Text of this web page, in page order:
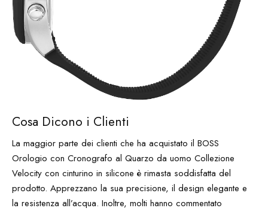
Cosa Dicono i Clienti
La maggior parte dei clienti che ha acquistato il BOSS
Orologio con Cronografo al Quarzo da uomo Collezione
Velocity con cinturino in silicone è rimasta soddisfatta del
prodotto. Apprezzano la sua precisione, il design elegante e
la resistenza all’acqua. Inoltre, molti hanno commentato